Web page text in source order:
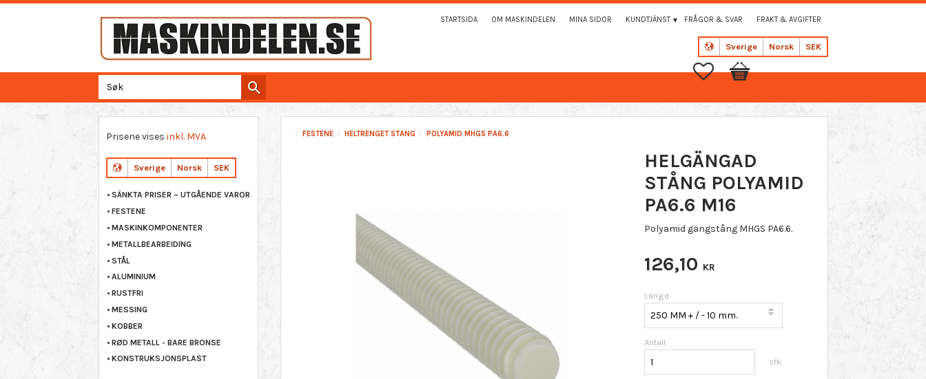
Sverige Norsk SEK
STARTSIDA OM MASKINDELEN MINA SIDOR KUNDTJÄNST FRÅGOR & SVAR FRAKT & AVGIFTER
Favoritter
Handlekurv
FESTENE HELTRENGET STANG POLYAMID MHGS PA6.6
HELGÄNGAD
STÅNG POLYAMID
PA6.6 M16
Polyamid gängstång MHGS PA6.6.
126,10 KR
Längd
Antall
stk.
Prisene vises inkl. MVA
Sverige Norsk SEK
SÄNKTA PRISER – UTGÅENDE VAROR
FESTENE
MASKINKOMPONENTER
METALLBEARBEIDING
STÅL
ALUMINIUM
RUSTFRI
MESSING
KOBBER
RØD METALL - BARE BRONSE
KONSTRUKSJONSPLAST